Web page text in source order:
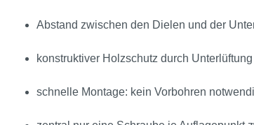
Abstand zwischen den Dielen und der
konstruktiver Holzschutz durch
schnelle Montage: kein Vorbohren